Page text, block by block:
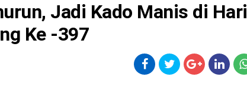
Jadi Kado Manis di Hari
Ke -397